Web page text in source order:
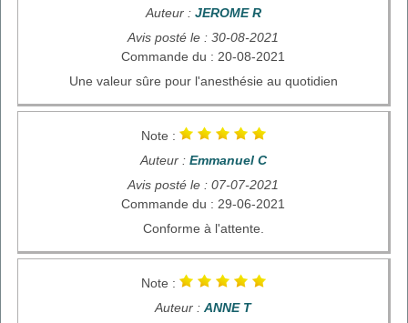
Auteur : JEROME R
Avis posté le : 30-08-2021
Commande du : 20-08-2021
Une valeur sûre pour l'anesthésie au quotidien
Note :
Auteur : Emmanuel C
Avis posté le : 07-07-2021
Commande du : 29-06-2021
Conforme à l'attente.
Note :
Auteur : ANNE T